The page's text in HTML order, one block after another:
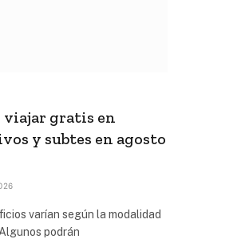
viajar gratis en
y subtes en agosto
varían según la modalidad
podrán